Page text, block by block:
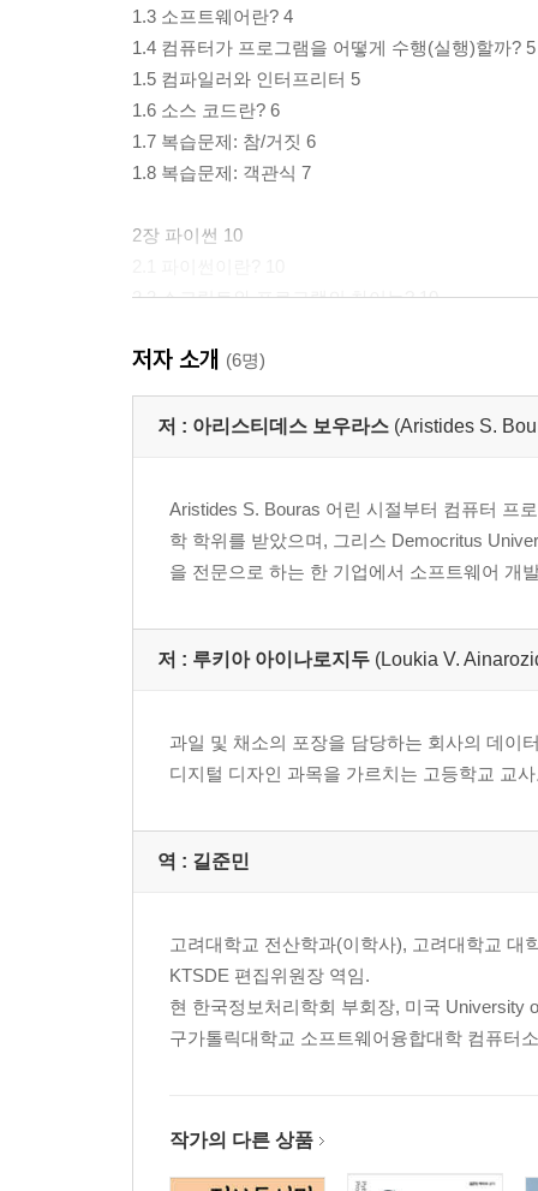
1.3 소프트웨어란? 4
1.4 컴퓨터가 프로그램을 어떻게 수행(실행)할까? 5
1.5 컴파일러와 인터프리터 5
1.6 소스 코드란? 6
1.7 복습문제: 참/거짓 6
1.8 복습문제: 객관식 7
2장 파이썬 10
2.2 스크립트와 프로그램의 차이는? 10
2.4 파이썬의 동작 방식 11
3장 소프트웨어 패키지 설치 14
3.3 이클립스 설정 방법 17
1부 복습문제 21
4.1 알고리즘이란? 25
4.3 알고리즘의 속성 26
4.4 컴퓨터 프로그램이란? 26
4.6 알고리즘 작성의 주요 3단계 27
4.7 순서도 28
4.10 구조적 프로그래밍이란 무엇인가? 32
4.11 세 가지 기본 제어 구조 33
4.12 첫 번째 파이썬 프로그램 35
4.13 구문 오류와 논리 오류의 차이점은 무엇인가?
4.16 복습문제: 참/거짓 38
저자 소개 (6명)
저 : 아리스티데스 보우라스 (Aristides S.
Aristides S. Bouras 어린 시절부터 컴퓨터 프
학 학위를 받았으며, 그리스 Democritus
을 전문으로 하는 한 기업에서 소프트웨어 개
저 : 루키아 아이나로지두 (Loukia V.
과일 및 채소의 포장을 담당하는 회사의 데이
디지털 디자인 과목을 가르치는 고등학교 교
역 : 길준민
고려대학교 전산학과(이학사), 고려대학교
KTSDE 편집위원장 역임.
현 한국정보처리학회 부회장, 미국 University
구가톨릭대학교 소프트웨어융합대학 컴퓨터
작가의 다른 상품